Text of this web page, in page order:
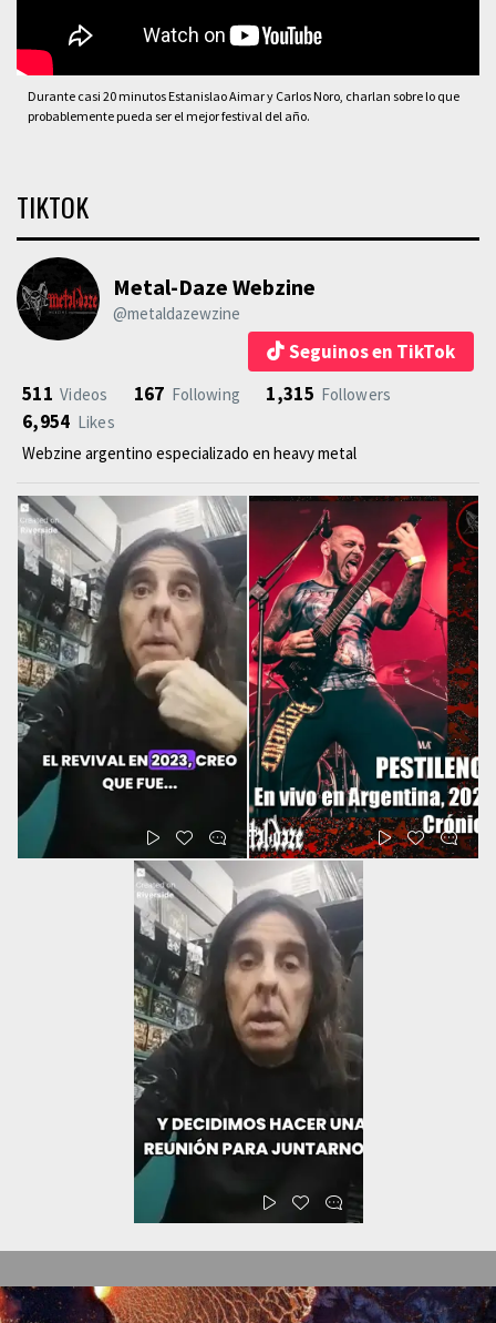
Durante casi 20 minutos Estanislao Aimar y Carlos Noro, charlan sobre lo que
probablemente pueda ser el mejor festival del año.
TIKTOK
Metal-Daze Webzine
@metaldazewzine
Seguinos en TikTok
511 Videos 167 Following 1,315 Followers
6,954 Likes
Webzine argentino especializado en heavy metal